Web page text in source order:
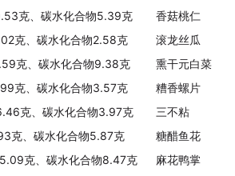
克、碳水化合物5.39克 香菇桃仁
克、碳水化合物2.58克 滚龙丝瓜
克、碳水化合物9.38克 熏干元白菜
克、碳水化合物3.57克 糟香螺片
克、碳水化合物3.97克 三不粘
克、碳水化合物5.87克 糖醋鱼花
克、碳水化合物8.47克 麻花鸭掌